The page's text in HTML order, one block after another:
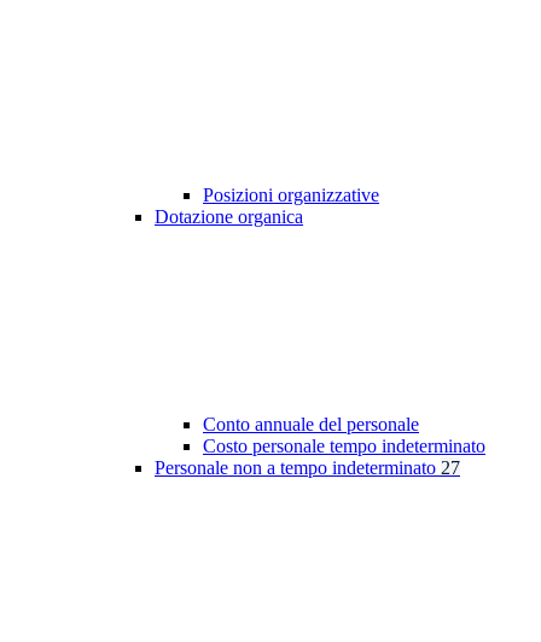
Posizioni organizzative
Dotazione organica
Conto annuale del personale
Costo personale tempo indeterminato
Personale non a tempo indeterminato 27